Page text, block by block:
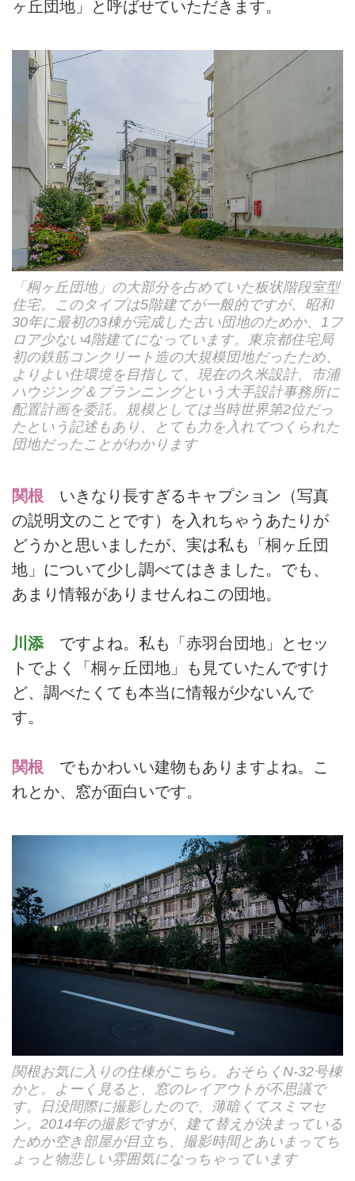
ヶ丘団地」と呼ばせていただきます。
「桐ヶ丘団地」の大部分を占めていた板状階段室型
住宅。このタイプは5階建てが一般的ですが、昭和
30年に最初の3棟が完成した古い団地のためか、1フ
ロア少ない4階建てになっています。東京都住宅局
初の鉄筋コンクリート造の大規模団地だったため、
よりよい住環境を目指して、現在の久米設計、市浦
ハウジング＆プランニングという大手設計事務所に
配置計画を委託。規模としては当時世界第2位だっ
たという記述もあり、とても力を入れてつくられた
団地だったことがわかります
関根 いきなり長すぎるキャプション（写真
の説明文のことです）を入れちゃうあたりが
どうかと思いましたが、実は私も「桐ヶ丘団
地」について少し調べてはきました。でも、
あまり情報がありませんねこの団地。
川添 ですよね。私も「赤羽台団地」とセッ
トでよく「桐ヶ丘団地」も見ていたんですけ
ど、調べたくても本当に情報が少ないんで
す。
関根 でもかわいい建物もありますよね。こ
れとか、窓が面白いです。
関根お気に入りの住棟がこちら。おそらくN-32号棟
かと。よーく見ると、窓のレイアウトが不思議で
す。日没間際に撮影したので、薄暗くてスミマセ
ン。2014年の撮影ですが、建て替えが決まっている
ためか空き部屋が目立ち、撮影時間とあいまってち
ょっと物悲しい雰囲気になっちゃっています